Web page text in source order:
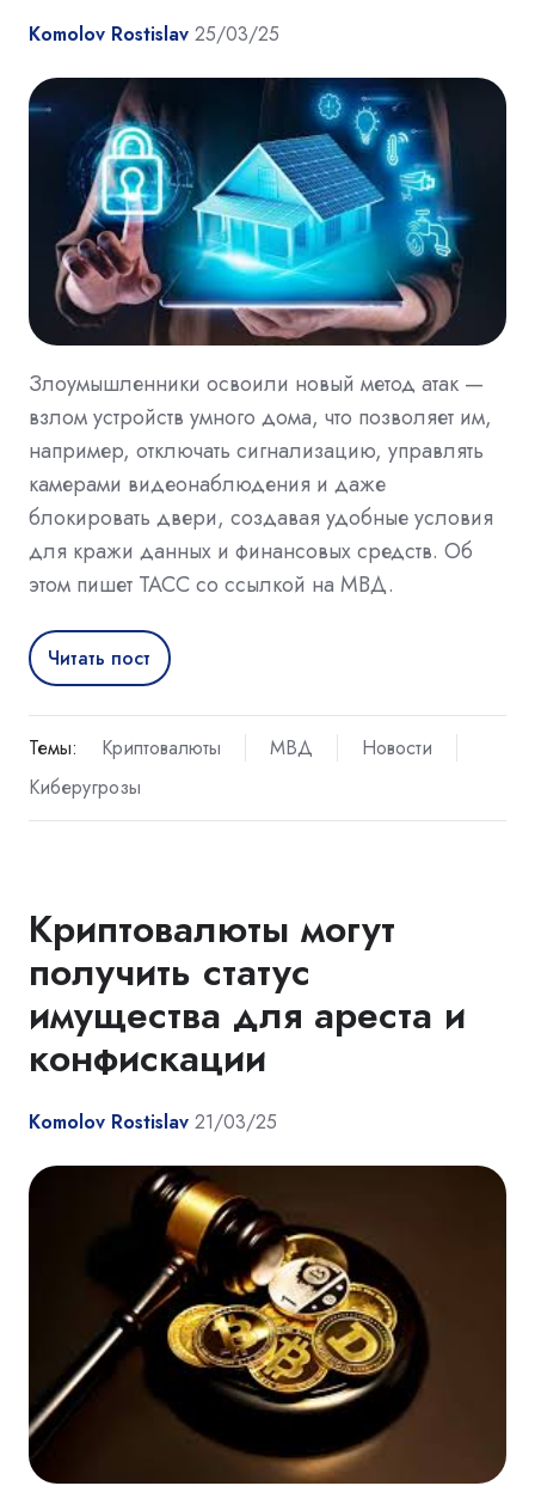
Komolov Rostislav 25/03/25
Злоумышленники освоили новый метод атак —
взлом устройств умного дома, что позволяет им,
например, отключать сигнализацию, управлять
камерами видеонаблюдения и даже
блокировать двери, создавая удобные условия
для кражи данных и финансовых средств. Об
этом пишет ТАСС со ссылкой на МВД.
Читать пост
Темы: Криптовалюты МВД
Новости
Киберугрозы
Криптовалюты могут
получить статус
имущества для ареста и
конфискации
Komolov Rostislav 21/03/25